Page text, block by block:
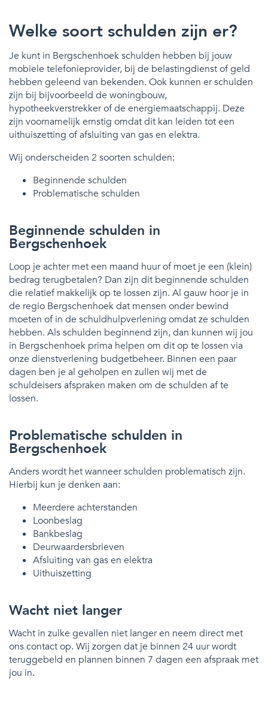
Welke soort schulden zijn er?
Je kunt in Bergschenhoek schulden hebben bij jouw
mobiele telefonieprovider, bij de belastingdienst of geld
hebben geleend van bekenden. Ook kunnen er schulden
zijn bij bijvoorbeeld de woningbouw,
hypotheekverstrekker of de energiemaatschappij. Deze
zijn voornamelijk ernstig omdat dit kan leiden tot een
uithuiszetting of afsluiting van gas en elektra.
Wij onderscheiden 2 soorten schulden:
Beginnende schulden
Problematische schulden
Beginnende schulden in
Bergschenhoek
Loop je achter met een maand huur of moet je een (klein)
bedrag terugbetalen? Dan zijn dit beginnende schulden
die relatief makkelijk op te lossen zijn. Al gauw hoor je in
de regio Bergschenhoek dat mensen onder bewind
moeten of in de schuldhulpverlening omdat ze schulden
hebben. Als schulden beginnend zijn, dan kunnen wij jou
in Bergschenhoek prima helpen om dit op te lossen via
onze dienstverlening budgetbeheer. Binnen een paar
dagen ben je al geholpen en zullen wij met de
schuldeisers afspraken maken om de schulden af te
lossen.
Problematische schulden in
Bergschenhoek
Anders wordt het wanneer schulden problematisch zijn.
Hierbij kun je denken aan:
Meerdere achterstanden
Loonbeslag
Bankbeslag
Deurwaardersbrieven
Afsluiting van gas en elektra
Uithuiszetting
Wacht niet langer
Wacht in zulke gevallen niet langer en neem direct met
ons contact op. Wij zorgen dat je binnen 24 uur wordt
teruggebeld en plannen binnen 7 dagen een afspraak met
jou in.